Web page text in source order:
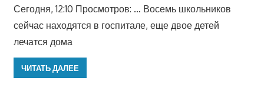
Сегодня, 12:10 Просмотров: … Восемь школьников
сейчас находятся в госпитале, еще двое детей
лечатся дома
ЧИТАТЬ ДАЛЕЕ